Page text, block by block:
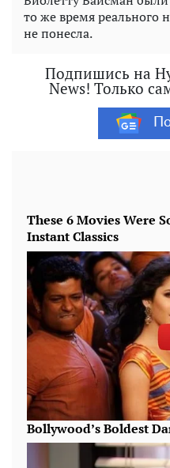
то же время реального
не понесла.
Подпишись на
News! Только